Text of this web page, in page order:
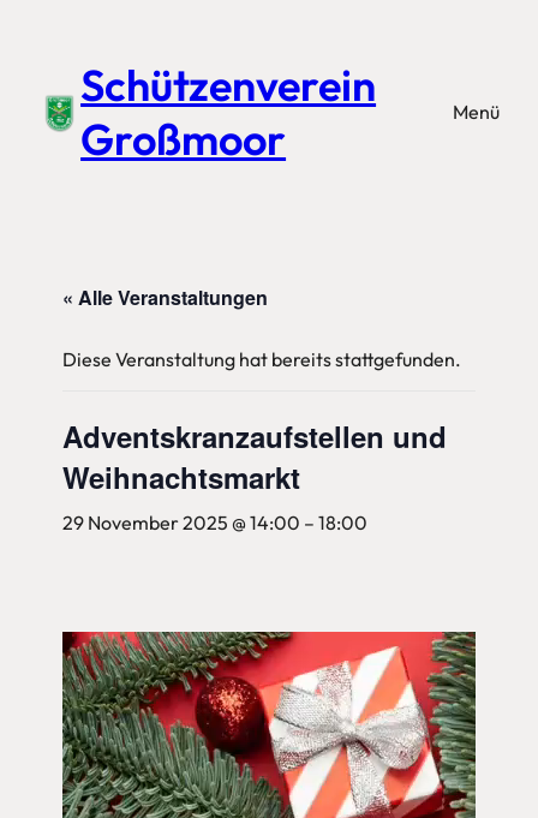
Schützenverein
Großmoor
Menü
« Alle Veranstaltungen
Diese Veranstaltung hat bereits stattgefunden.
Adventskranzaufstellen und
Weihnachtsmarkt
29 November 2025 @ 14:00 – 18:00
Video-
Player